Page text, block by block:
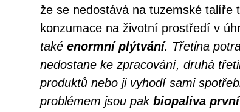
že se nedostává na tuzemské talíře
konzumace na životní prostředí v
také enormní plýtvání. Třetina
nedostane ke zpracování, druhá
produktů nebo ji vyhodí sami
problémem jsou pak biopaliva